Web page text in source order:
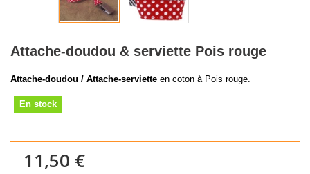
Attache-doudou & serviette Pois rouge
Attache-doudou / Attache-serviette en coton à Pois rouge.
En stock
11,50 €